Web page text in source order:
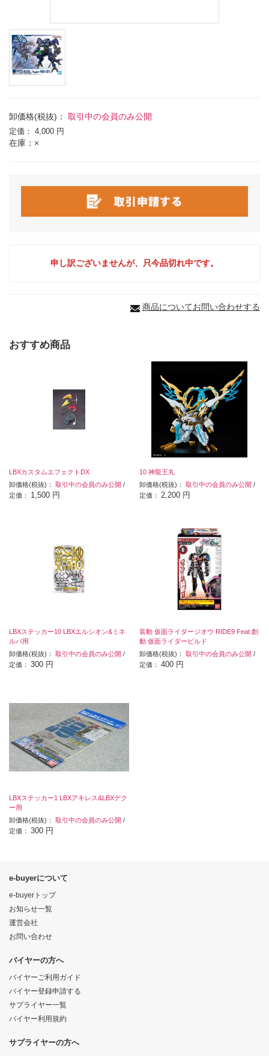
卸価格(税抜)： 取引中の会員のみ公開
定価： 4,000 円
在庫：×
申し訳ございませんが、只今品切れ中です。
商品についてお問い合わせする
おすすめ商品
LBXカスタムエフェクトDX
卸価格(税抜)： 取引中の会員のみ公開 /
定価： 1,500 円
10 神龍王丸
卸価格(税抜)：取引中の会員のみ公開 /
定価： 2,200 円
LBXステッカー10 LBXエルシオン&ミネ
ルバ用
卸価格(税抜)： 取引中の会員のみ公開 /
定価： 300 円
装動 仮面ライダージオウ RIDE9 Feat.創
動 仮面ライダービルド
卸価格(税抜)：取引中の会員のみ公開 /
定価：400 円
LBXステッカー1 LBXアキレス&LBXデク
ー用
卸価格(税抜)： 取引中の会員のみ公開 /
定価： 300 円
e-buyerについて
e-buyerトップ
お知らせ一覧
運営会社
お問い合わせ
バイヤーの方へ
バイヤーご利用ガイド
バイヤー登録申請する
サプライヤー一覧
バイヤー利用規約
サプライヤーの方へ